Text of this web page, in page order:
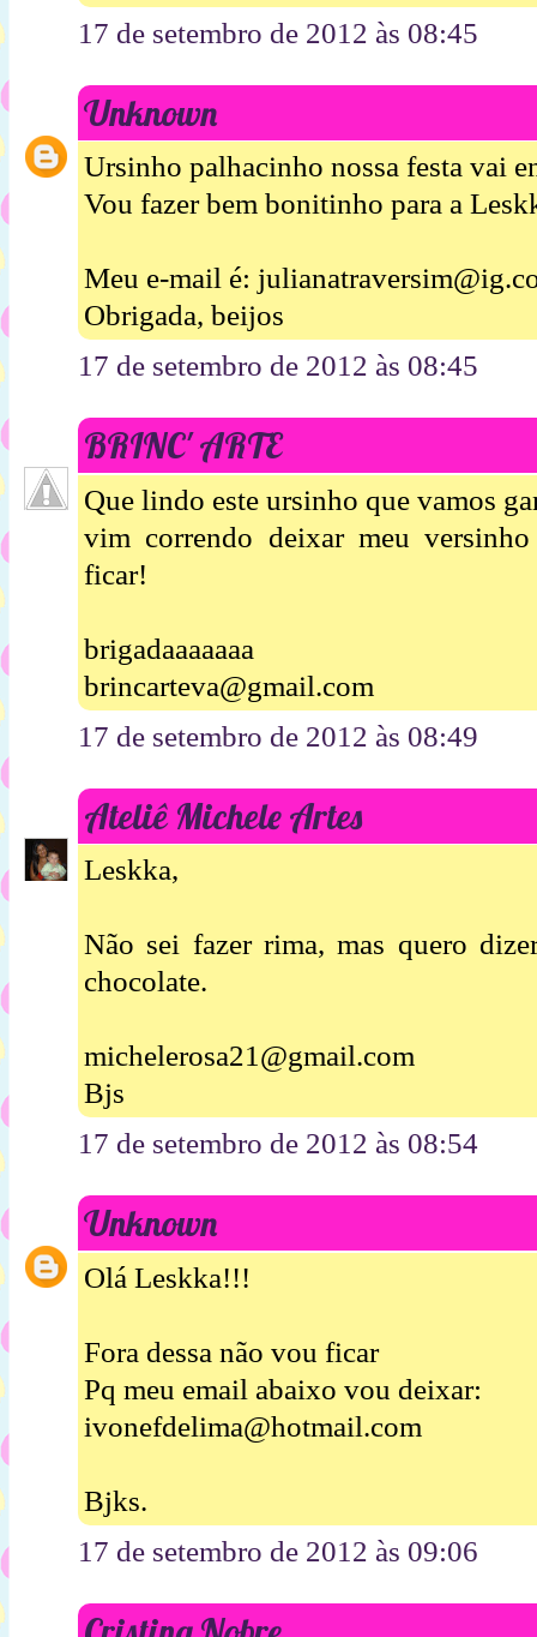
17 de setembro de 2012 às 08:45
Unknown
Ursinho palhacinho nossa festa vai
Vou fazer bem bonitinho para a
Meu e-mail é:
Obrigada, beijos
17 de setembro de 2012 às 08:45
BRINC' ARTE
Que lindo este ursinho que vamos
vim correndo deixar meu
ficar!
brigadaaaaaaa
brincarteva@gmail.com
17 de setembro de 2012 às 08:49
Ateliê Michele Artes
Leskka,
Não sei fazer rima, mas quero
chocolate.
michelerosa21@gmail.com
Bjs
17 de setembro de 2012 às 08:54
Unknown
Olá Leskka!!!
Fora dessa não vou ficar
Pq meu email abaixo vou deixar:
ivonefdelima@hotmail.com
Bjks.
17 de setembro de 2012 às 09:06